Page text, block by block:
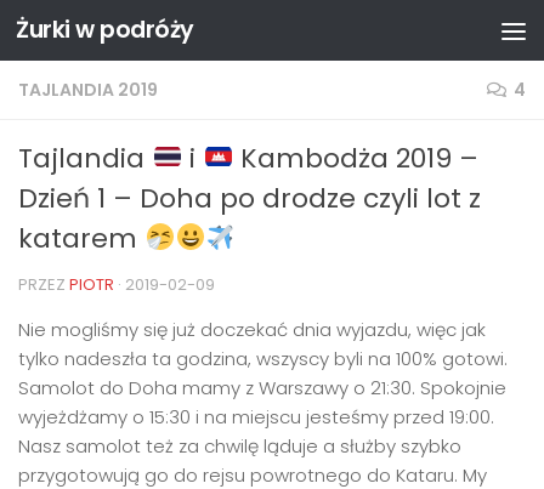
Przejdź do treści
Żurki w podróży
TAJLANDIA 2019 4
Tajlandia i
Kambodża 2019 –
Dzień 1 – Doha po drodze czyli lot z
katarem
PRZEZ PIOTR · 2019-02-09
Nie mogliśmy się już doczekać dnia wyjazdu, więc jak
tylko nadeszła ta godzina, wszyscy byli na 100% gotowi.
Samolot do Doha mamy z Warszawy o 21:30. Spokojnie
wyjeżdżamy o 15:30 i na miejscu jesteśmy przed 19:00.
Nasz samolot też za chwilę ląduje a służby szybko
przygotowują go do rejsu powrotnego do Kataru. My